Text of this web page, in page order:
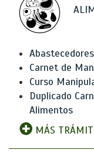
Carnet de
Curso
Duplicado
Alimentos
MÁS